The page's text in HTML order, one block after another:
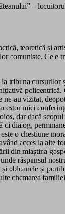
–
teoretică și
comuniste. Cele
tribuna cursurilor
policentrică.
au vizitat,
mici
dar dacă
dialog,
o chestiune
acces la alte
din mlaștina
răspunsul
obloanele și
chemarea